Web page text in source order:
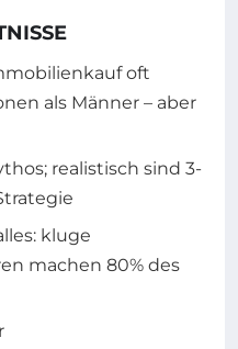
oft
als Männer – aber
realistisch sind 3-
kluge
machen 80% des